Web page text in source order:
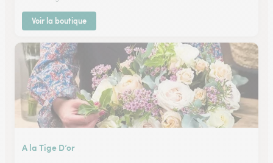
Voir la boutique
A la Tige D’or